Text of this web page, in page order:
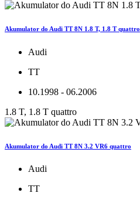
Akumulator do Audi TT 8N 1.8 T, 1.8 T quattro
Audi
TT
10.1998 - 06.2006
1.8 T, 1.8 T quattro
Akumulator do Audi TT 8N 3.2 VR6 quattro
Audi
TT